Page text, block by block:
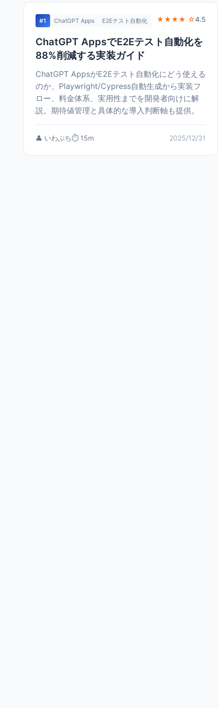
#1 ChatGPT Apps E2Eテスト自動化 ★★★★ ☆4.5
ChatGPT AppsでE2Eテスト自動化を
88%削減する実装ガイド
ChatGPT AppsがE2Eテスト自動化にどう使える
のか、Playwright/Cypress自動生成から実装フ
ロー、料金体系、実用性までを開発者向けに解
説。期待値管理と具体的な導入判断軸も提供。
👤 いわぶち⏱️ 15m 2025/12/31